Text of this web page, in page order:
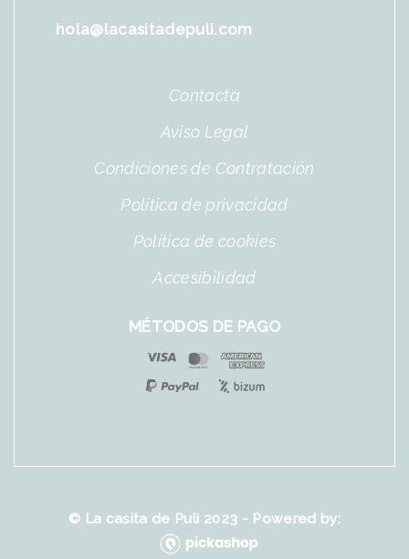
hola@lacasitadepuli.com
Contacta
Aviso Legal
Condiciones de Contratación
Política de privacidad
Política de cookies
Accesibilidad
MÉTODOS DE PAGO
© La casita de Puli 2023 - Powered by: